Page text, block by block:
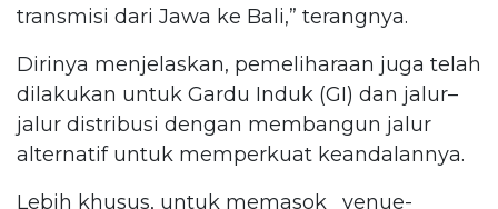
transmisi dari Jawa ke Bali,” terangnya.
Dirinya menjelaskan, pemeliharaan juga telah
dilakukan untuk Gardu Induk (GI) dan jalur–
jalur distribusi dengan membangun jalur
alternatif untuk memperkuat keandalannya.
Lebih khusus, untuk memasok _venue-